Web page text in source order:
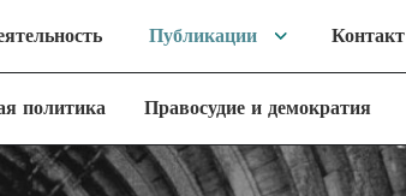
Публикации Контакт
политика Правосудие и демократия